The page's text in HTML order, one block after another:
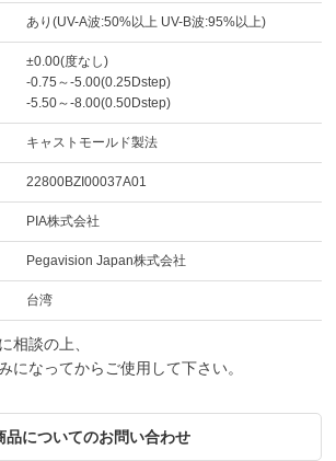
あり(UV-A波:50%以上 UV-B波:95%以上)
±0.00(度なし)
-0.75～-5.00(0.25Dstep)
-5.50～-8.00(0.50Dstep)
キャストモールド製法
22800BZI00037A01
PIA株式会社
Pegavision Japan株式会社
台湾
相談の上、
になってからご使用して下さい。
品についてのお問い合わせ